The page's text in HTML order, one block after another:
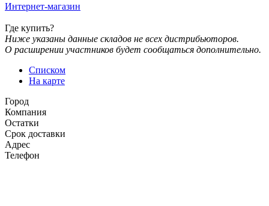
Интернет-магазин
Где купить?
Ниже указаны данные складов не всех дистрибьюторов.
О расширении участников будет сообщаться дополнительно.
Списком
На карте
Город
Компания
Остатки
Срок доставки
Адрес
Телефон